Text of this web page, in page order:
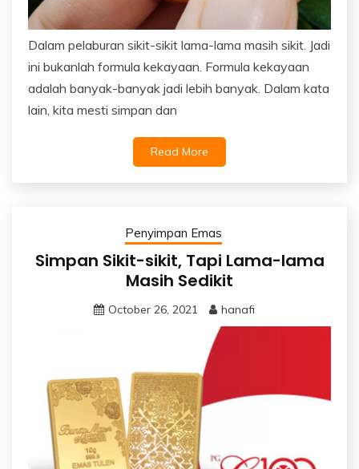
Dalam pelaburan sikit-sikit lama-lama masih sikit. Jadi
ini bukanlah formula kekayaan. Formula kekayaan
adalah banyak-banyak jadi lebih banyak. Dalam kata
lain, kita mesti simpan dan
Read More
Penyimpan Emas
Simpan Sikit-sikit, Tapi Lama-lama
Masih Sedikit
October 26, 2021 hanafi